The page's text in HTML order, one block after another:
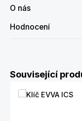
O nás
Hodnocení
Přeskočit galerii
Související